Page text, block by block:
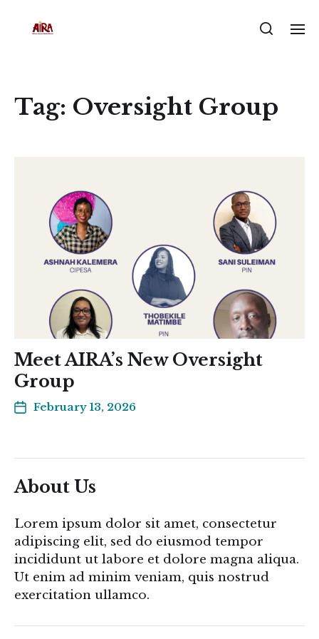
Tag: Oversight Group
Meet AIRA’s New Oversight
Group
February 13, 2026
About Us
Lorem ipsum dolor sit amet, consectetur
adipiscing elit, sed do eiusmod tempor
incididunt ut labore et dolore magna aliqua.
Ut enim ad minim veniam, quis nostrud
exercitation ullamco.